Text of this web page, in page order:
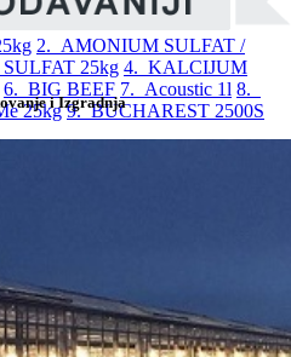
i Izgradnja
2. AMONIUM SULFAT /
25kg 4. KALCIJUM
6. BIG BEEF 7. Acoustic 1l 8.
25kg 9. BUCHAREST 2500S